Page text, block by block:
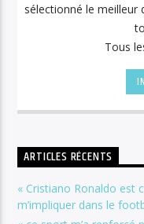
sélectionné le meilleur
Tous
ARTICLES RÉCENTS
« Cristiano Ronaldo est
m’impliquer dans le